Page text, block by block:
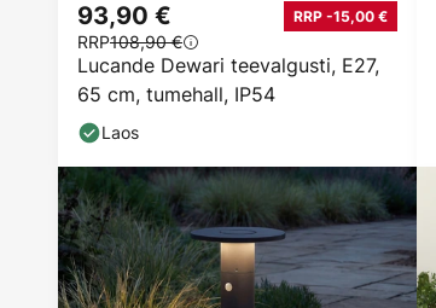
Lucande Dewari teevalgusti, E27,
65 cm, tumehall, IP54
93,90 € RRP -15,00 €
RRP108,90 €
Laos